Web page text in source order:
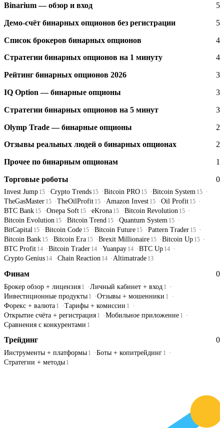
Binarium — обзор и вход 5
Демо-счёт бинарных опционов без регистрации 5
Список брокеров бинарных опционов 4
Стратегии бинарных опционов на 1 минуту 4
Рейтинг бинарных опционов 2026 3
IQ Option — бинарные опционы 3
Стратегии бинарных опционов на 5 минут 3
Olymp Trade — бинарные опционы 2
Отзывы реальных людей о бинарных опционах 2
Прочее по бинарным опционам 1
Торговые роботы 0
Invest Jump 15 Crypto Trends 15 Bitcoin PRO 15 Bitcoin System 15
TheGasMaster 15 TheOilProfit 15 Amazon Invest 15 Oil Profit 15
BTC Bank 15 Опера Soft 15 eKrona 15 Bitcoin Revolution 15
Bitcoin Evolution 15 Bitcoin Trend 15 Quantum System 15
BitCapital 15 Bitcoin Code 15 Bitcoin Future 15 Pattern Trader 15
Bitcoin Bank 15 Bitcoin Era 15 Brexit Millionaire 15 Bitcoin Up 15
BTC Profit 14 Bitcoin Trader 14 Yuanpay 14 BTC Up 14
Crypto Genius 14 Chain Reaction 14 Altimatrade 13
Финам 0
Брокер обзор + лицензия 1 Личный кабинет + вход 1
Инвестиционные продукты 1 Отзывы + мошенники 1
Форекс + валюта 1 Тарифы + комиссии 1
Открытие счёта + регистрация 1 Мобильное приложение 1
Сравнения с конкурентами 1
Трейдинг 0
Инструменты + платформы 1 Боты + копитрейдинг 1
Стратегии + методы 1